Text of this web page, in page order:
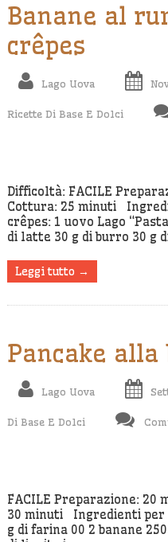
Banane al
crêpes
Lago Uova
Ricette Di Base E Dolci
Difficoltà: FACILE
Cottura: 25 minuti
crêpes: 1 uovo Lago
di latte 30 g di burro 30 g
Leggi tutto →
Pancake alla
Lago Uova
Di Base E Dolci
FACILE Preparazione: 20
30 minuti Ingredienti per
g di farina 00 2 banane